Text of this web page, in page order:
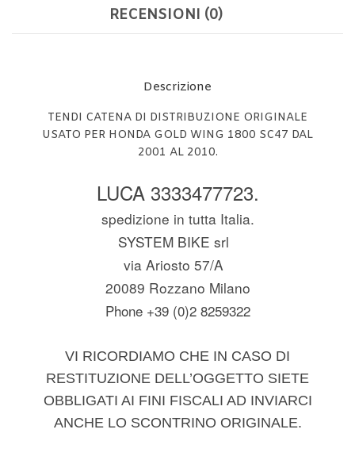
RECENSIONI (0)
Descrizione
TENDI CATENA DI DISTRIBUZIONE ORIGINALE
USATO PER HONDA GOLD WING 1800 SC47 DAL
2001 AL 2010.
LUCA 3333477723.
spedizione in tutta Italia.
SYSTEM BIKE srl
via Ariosto 57/A
20089 Rozzano Milano
Phone +39 (0)2 8259322
VI RICORDIAMO CHE IN CASO DI
RESTITUZIONE DELL’OGGETTO SIETE
OBBLIGATI AI FINI FISCALI AD INVIARCI
ANCHE LO SCONTRINO ORIGINALE.